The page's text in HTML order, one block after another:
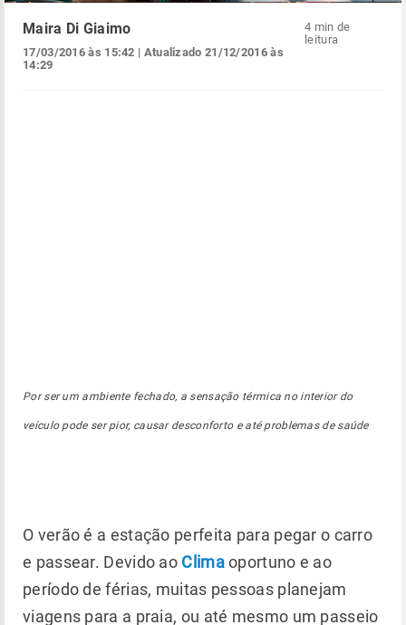
Maira Di Giaimo
17/03/2016 às 15:42 | Atualizado 21/12/2016 às
14:29
4 min de
leitura
Por ser um ambiente fechado, a sensação térmica no interior do
veículo pode ser pior, causar desconforto e até problemas de saúde
O verão é a estação perfeita para pegar o carro
e passear. Devido ao Climaoportuno e ao
período de férias, muitas pessoas planejam
viagens para a praia, ou até mesmo um passeio